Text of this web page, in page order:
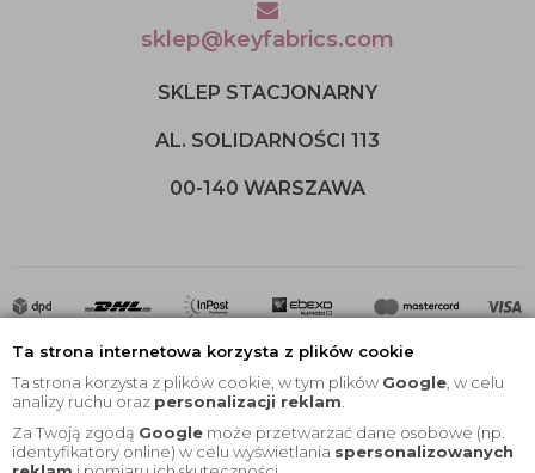
Ta strona internetowa korzysta z plików cookie
Ta strona korzysta z plików cookie, w tym plików Google , w celu
analizy ruchu oraz personalizacji reklam
Za Twoją zgodą Google może przetwarzać dane osobowe (np.
identyfikatory online) w celu wyświetlania spersonalizowanych
sklep@keyfabrics.com
SKLEP STACJONARNY
AL. SOLIDARNOŚCI 113
00-140 WARSZAWA
2020 © Wszelkie Prawa Zastrzeżone |KEYfabrics